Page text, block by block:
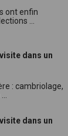
ont enfin
...
dans un
: cambriolage,
dans un